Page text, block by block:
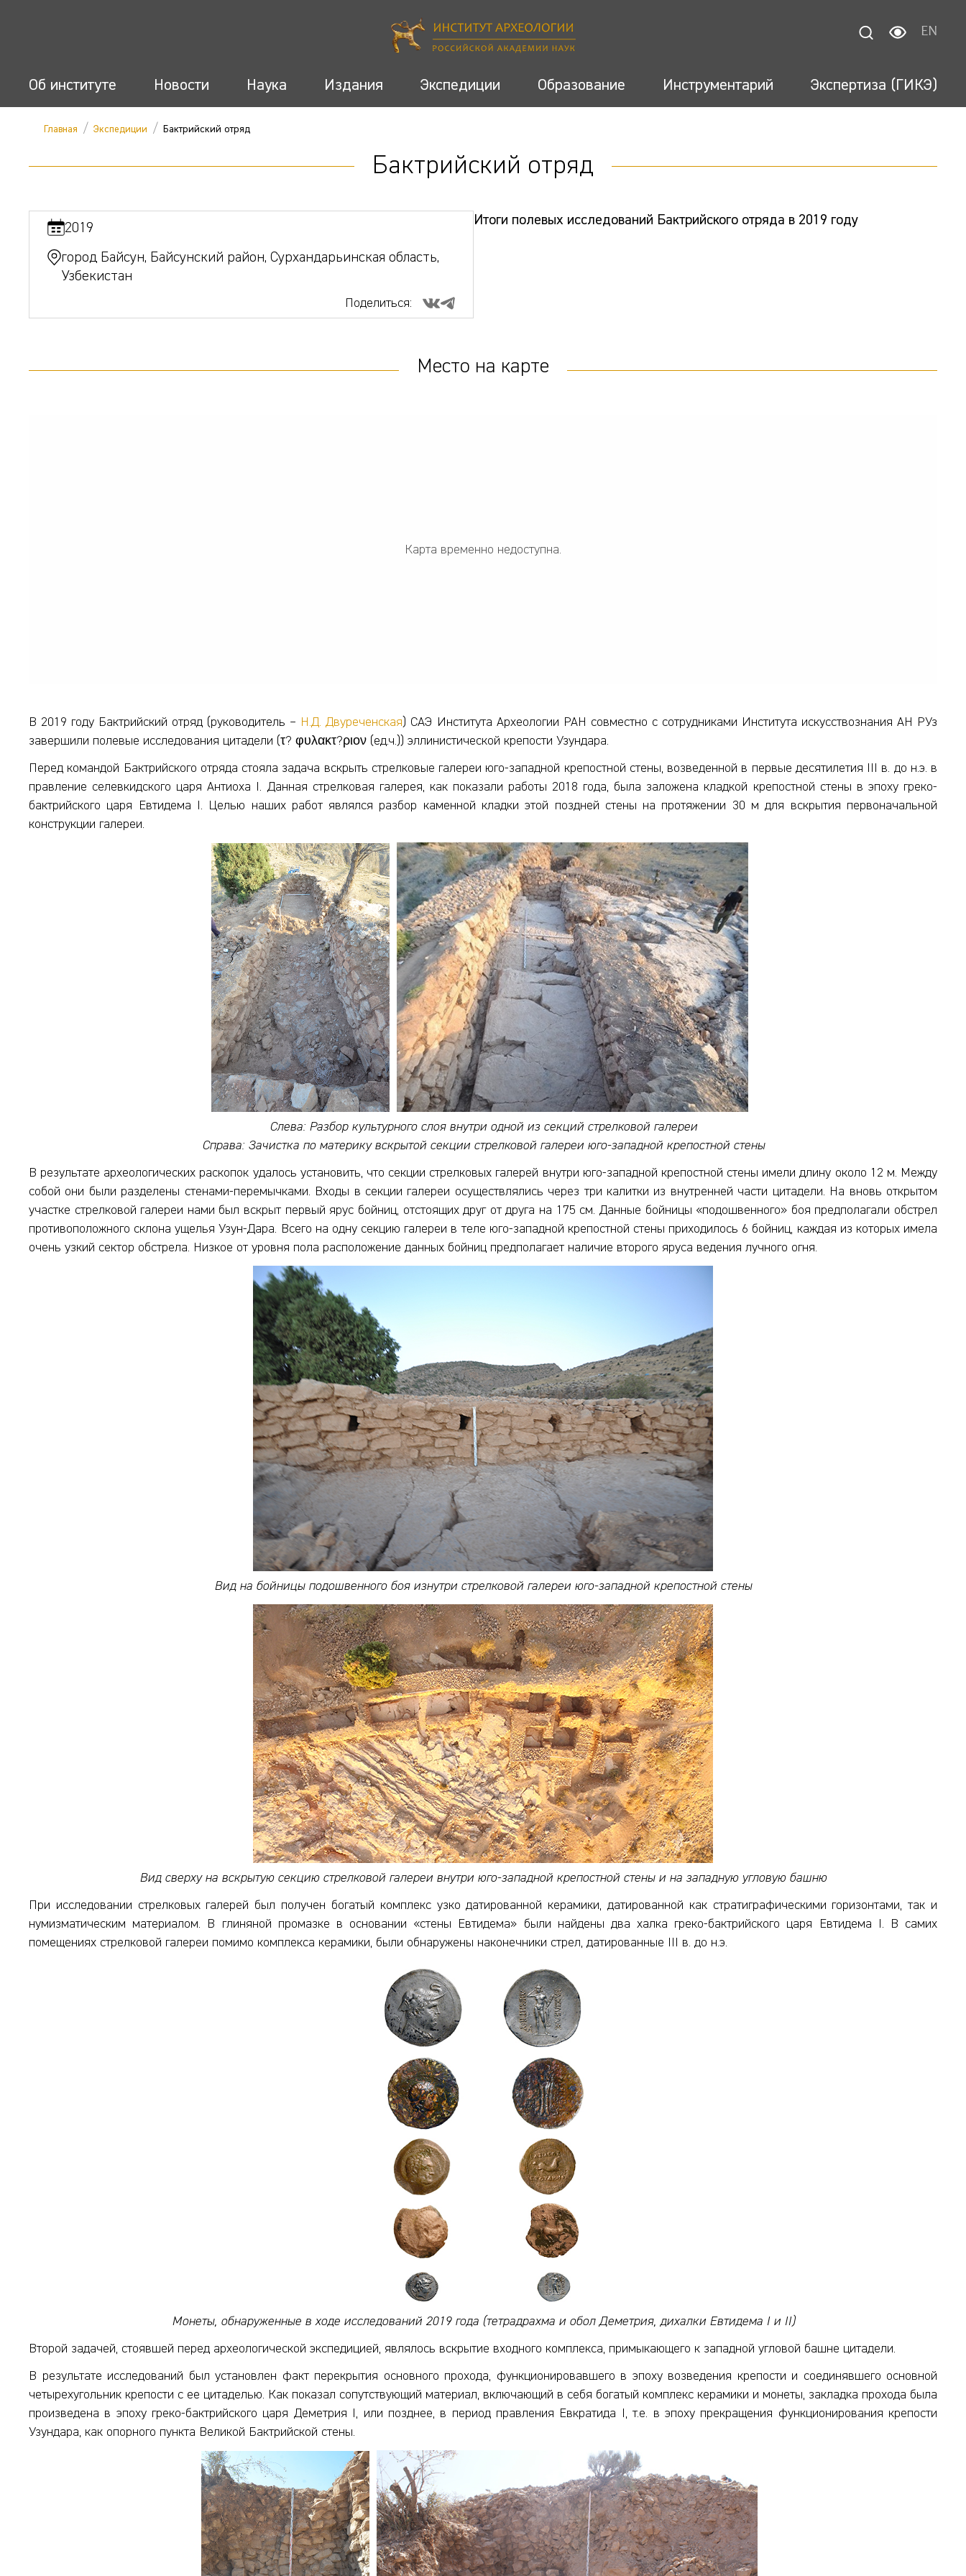
EN
Об институте Новости Наука Издания Экспедиции Образование Инструментарий Экспертиза (ГИКЭ)
Главная / Экспедиции / Бактрийский отряд
Бактрийский отряд
2019
город Байсун, Байсунский район, Сурхандарьинская область,
Узбекистан
Поделиться:
Итоги полевых исследований Бактрийского отряда в 2019 году
Место на карте
Карта временно недоступна.
В 2019 году Бактрийский отряд (руководитель – Н.Д. Двуреченская) САЭ Института Археологии РАН совместно с сотрудниками Института искусствознания АН РУз
завершили полевые исследования цитадели (τ? φυλακτ?ριον (ед.ч.)) эллинистической крепости Узундара.
Перед командой Бактрийского отряда стояла задача вскрыть стрелковые галереи юго-западной крепостной стены, возведенной в первые десятилетия III в. до н.э. в
правление селевкидского царя Антиоха I. Данная стрелковая галерея, как показали работы 2018 года, была заложена кладкой крепостной стены в эпоху греко-
бактрийского царя Евтидема I. Целью наших работ являлся разбор каменной кладки этой поздней стены на протяжении 30 м для вскрытия первоначальной
конструкции галереи.
Слева: Разбор культурного слоя внутри одной из секций стрелковой галереи
Справа: Зачистка по материку вскрытой секции стрелковой галереи юго-западной крепостной стены
В результате археологических раскопок удалось установить, что секции стрелковых галерей внутри юго-западной крепостной стены имели длину около 12 м. Между
собой они были разделены стенами-перемычками. Входы в секции галереи осуществлялись через три калитки из внутренней части цитадели. На вновь открытом
участке стрелковой галереи нами был вскрыт первый ярус бойниц, отстоящих друг от друга на 175 см. Данные бойницы «подошвенного» боя предполагали обстрел
противоположного склона ущелья Узун-Дара. Всего на одну секцию галереи в теле юго-западной крепостной стены приходилось 6 бойниц, каждая из которых имела
очень узкий сектор обстрела. Низкое от уровня пола расположение данных бойниц предполагает наличие второго яруса ведения лучного огня.
Вид на бойницы подошвенного боя изнутри стрелковой галереи юго-западной крепостной стены
Вид сверху на вскрытую секцию стрелковой галереи внутри юго-западной крепостной стены и на западную угловую башню
При исследовании стрелковых галерей был получен богатый комплекс узко датированной керамики, датированной как стратиграфическими горизонтами, так и
нумизматическим материалом. В глиняной промазке в основании «стены Евтидема» были найдены два халка греко-бактрийского царя Евтидема I. В самих
помещениях стрелковой галереи помимо комплекса керамики, были обнаружены наконечники стрел, датированные III в. до н.э.
Монеты, обнаруженные в ходе исследований 2019 года (тетрадрахма и обол Деметрия, дихалки Евтидема I и II)
Второй задачей, стоявшей перед археологической экспедицией, являлось вскрытие входного комплекса, примыкающего к западной угловой башне цитадели.
В результате исследований был установлен факт перекрытия основного прохода, функционировавшего в эпоху возведения крепости и соединявшего основной
четырехугольник крепости с ее цитаделью. Как показал сопутствующий материал, включающий в себя богатый комплекс керамики и монеты, закладка прохода была
произведена в эпоху греко-бактрийского царя Деметрия I, или позднее, в период правления Евкратида I, т.е. в эпоху прекращения функционирования крепости
Узундара, как опорного пункта Великой Бактрийской стены.